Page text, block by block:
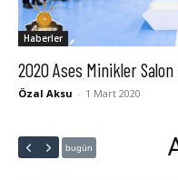
Haberler
2020 Ases Minikler Salon
Özal Aksu - 1 Mart 2020
bugün